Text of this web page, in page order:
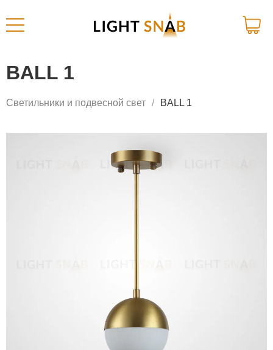
BALL 1
Светильники и подвесной свет BALL 1